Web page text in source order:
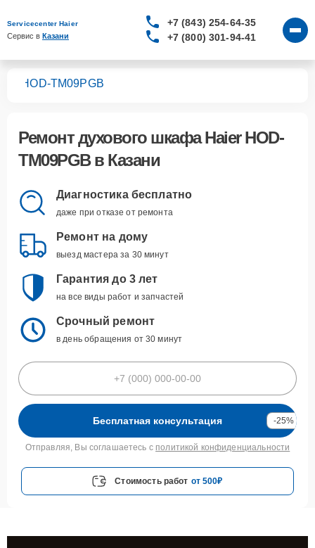
Servicecenter Haier
Сервис в Казани
+7 (843) 254-64-35
+7 (800) 301-94-41
HOD-TM09PGB
Ремонтдухового шкафа Haier HOD-
TM09PGBв Казани
Диагностика бесплатно
даже при отказе от ремонта
Ремонт на дому
выезд мастера за 30 минут
Гарантия до 3 лет
на все виды работ и запчастей
Срочный ремонт
в день обращения от 30 минут
Бесплатная консультация -25%
Отправляя, Вы соглашаетесь с политикой конфиденциальности
Стоимость работ от 500₽